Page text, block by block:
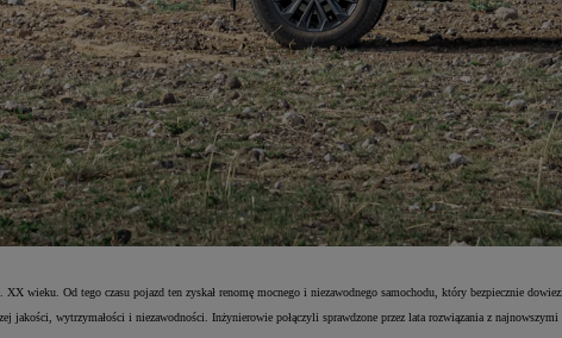
Od tego czasu pojazd ten zyskał renomę mocnego i niezawodnego samochodu, który bezpiecznie
jakości, wytrzymałości i niezawodności. Inżynierowie połączyli sprawdzone przez lata rozwiązania z